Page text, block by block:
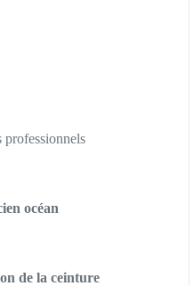
professionnels
océan
de la ceinture